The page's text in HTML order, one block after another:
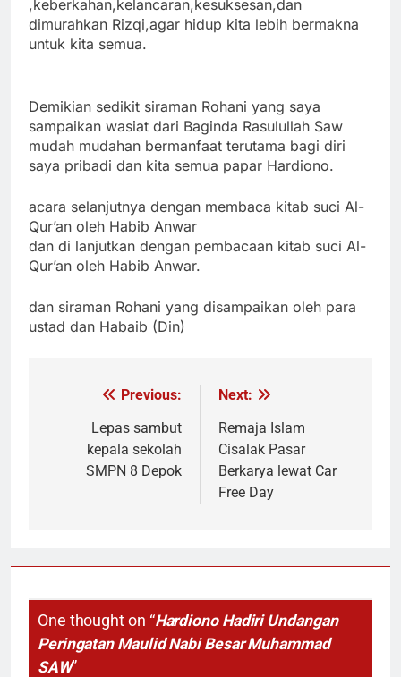
,keberkahan,kelancaran,kesuksesan,dan
dimurahkan Rizqi,agar hidup kita lebih bermakna
untuk kita semua.
Demikian sedikit siraman Rohani yang saya
sampaikan wasiat dari Baginda Rasulullah Saw
mudah mudahan bermanfaat terutama bagi diri
saya pribadi dan kita semua papar Hardiono.
acara selanjutnya dengan membaca kitab suci Al-
Qur’an oleh Habib Anwar
dan di lanjutkan dengan pembacaan kitab suci Al-
Qur’an oleh Habib Anwar.
dan siraman Rohani yang disampaikan oleh para
ustad dan Habaib (Din)
NavigasiPrevious:
Lepas sambut
kepala sekolah
SMPN 8 Depok
Next:
Remaja Islam
Cisalak Pasar
Berkarya lewat Car
Free Day
One thought on “Hardiono Hadiri Undangan
Peringatan Maulid Nabi Besar Muhammad
SAW”